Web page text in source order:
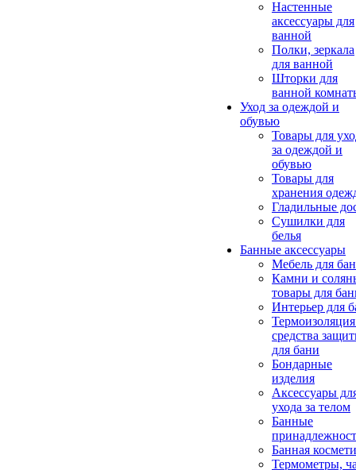
Настенные
аксессуары для
ванной
Полки, зеркала
для ванной
Шторки для
ванной
Уход за одеждой и
обувью
Товары для
за одеждой и
обувью
Товары для
хранения
Гладильные
Сушилки для
белья
Банные аксессуары
Мебель для
Камни и
товары для
Интерьер для
средства
для бани
Бондарные
изделия
Аксеcсуары
ухода за телом
Банные
Банная
Термометры,